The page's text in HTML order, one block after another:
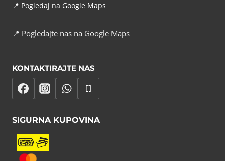
📍 Pogledaj na Google Maps
📍 Pogledajte nas na Google Maps
KONTAKTIRAJTE NAS
SIGURNA KUPOVINA